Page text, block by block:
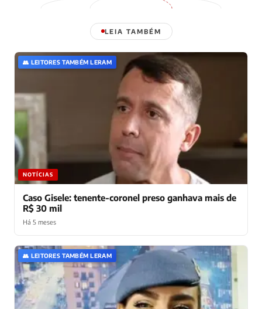
LEIA TAMBÉM
👥 LEITORES TAMBÉM LERAM
NOTÍCIAS
Caso Gisele: tenente-coronel preso ganhava mais de
R$ 30 mil
Há 5 meses
👥 LEITORES TAMBÉM LERAM